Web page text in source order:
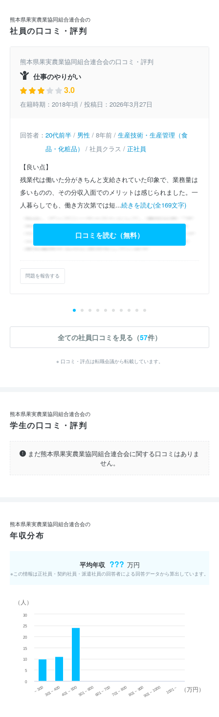
熊本県果実農業協同組合連合会の
社員の口コミ・評判
熊本県果実農業協同組合連合会の口コミ・評判
仕事のやりがい
3.0
在籍時期：2018年頃 / 投稿日：2026年3月27日
回答者： 20代前半 / 男性 / 8年前 / 生産技術・生産管理（食
品・化粧品）
/ 社員クラス / 正社員
【良い点】
残業代は働いた分がきちんと支給されていた印象で、業務量は
多いものの、その分収入面でのメリットは感じられました。一
人暮らしでも、働き方次第では短...続きを読む(全169文字)
口コミを読む（無料）
問題を報告する
全ての社員口コミを見る（57件）
※ 口コミ・評点は転職会議から転載しています。
熊本県果実農業協同組合連合会の
学生の口コミ・評判
まだ熊本県果実農業協同組合連合会に関する口コミはありま
せん。
熊本県果実農業協同組合連合会の
年収分布
平均年収 ??? 万円
※この情報は正社員・契約社員・派遣社員の回答者による回答データから算出しています。
（万円）
（人）
~ 300 301 ~ 400 401 ~ 500501 ~ 600601 ~ 700701 ~ 800801 ~ 900901 ~ 1000 1001 ~
0
5
10
15
20
25
30